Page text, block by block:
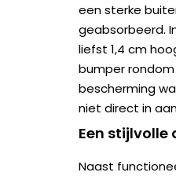
een sterke
geabsorbeerd.
liefst 1,4 cm
bumper
bescherming
niet direct in
Een
Naast